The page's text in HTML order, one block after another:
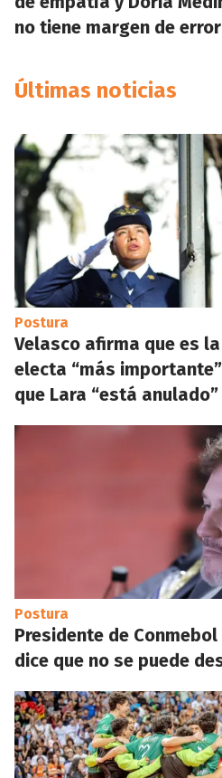
no tiene margen de error
Últimas noticias
Postura
Velasco afirma que es
electa “más
que Lara “está anulado”
Postura
Presidente de
dice que no se puede